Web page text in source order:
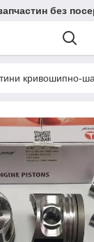
без
кривошипно-